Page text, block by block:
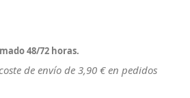
48/72 horas.
de envío de 3,90 € en pedidos